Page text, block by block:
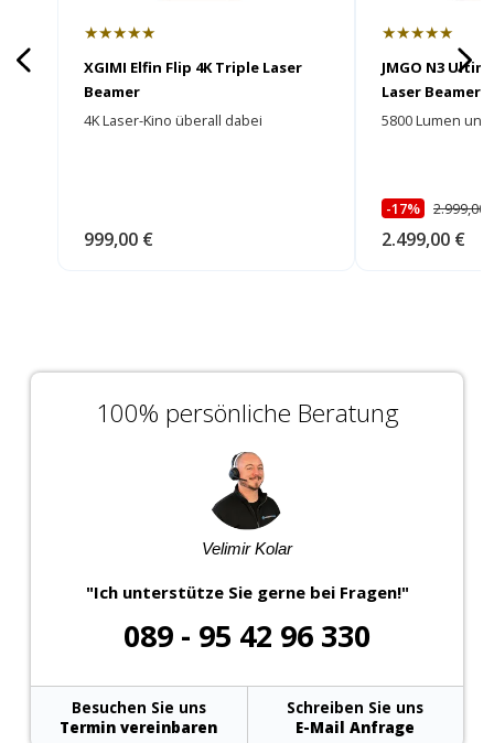
★★★★★
XGIMI Elfin Flip 4K Triple Laser
Beamer
4K Laser-Kino überall dabei
999,00 €
★★★★★
JMGO N3
Laser Beamer
5800 Lumen
-17% 2.999,00
2.499,00 €
100% persönliche Beratung
Velimir Kolar
"Ich unterstütze Sie gerne bei Fragen!"
089 - 95 42 96 330
Besuchen Sie uns
Termin vereinbaren
Schreiben Sie uns
E-Mail Anfrage